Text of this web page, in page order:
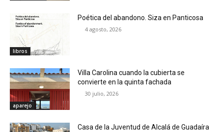
libros
Poética del abandono. Siza en Panticosa
4 agosto, 2026
aparejo
Villa Carolina cuando la cubierta se
convierte en la quinta fachada
30 julio, 2026
Casa de la Juventud de Alcalá de Guadaíra